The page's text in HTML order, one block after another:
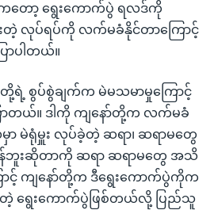
င့်ကတော့ ရွေးကောက်ပွဲ ရလဒ်ကို
တဲ့ လုပ်ရပ်ကို လက်မခံနိုင်တာကြောင့်
ောပါတယ်။
စွပ်စွဲချက်က မဲမသမာမှုကြောင့်
တယ်။ ဒါကို ကျနော်တို့က လက်မခံ
ာ မဲရုံမှူး လုပ်ခဲ့တဲ့ ဆရာ၊ ဆရာမတွေ
န်ဘူးဆိုတာကို ဆရာ ဆရာမတွေ အသိ
ာင့် ကျနော်တို့က ဒီရွေးကောက်ပွဲကိုက
တဲ့ ရွေးကောက်ပွဲဖြစ်တယ်လို့ ပြည်သူ